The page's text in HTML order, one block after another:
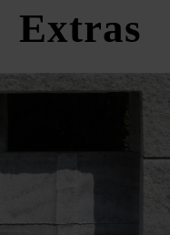
Extras